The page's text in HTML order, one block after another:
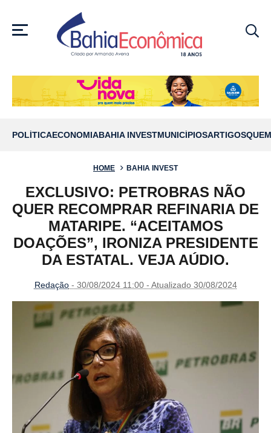
MENU
POLÍTICAECONOMIABAHIA INVESTMUNICÍPIOSARTIGOS
HOME BAHIA INVEST
EXCLUSIVO: PETROBRAS NÃO
QUER RECOMPRAR REFINARIA DE
MATARIPE. “ACEITAMOS
DOAÇÕES”, IRONIZA PRESIDENTE
DA ESTATAL. VEJA AÚDIO.
Redação- 30/08/2024 11:00 - Atualizado 30/08/2024